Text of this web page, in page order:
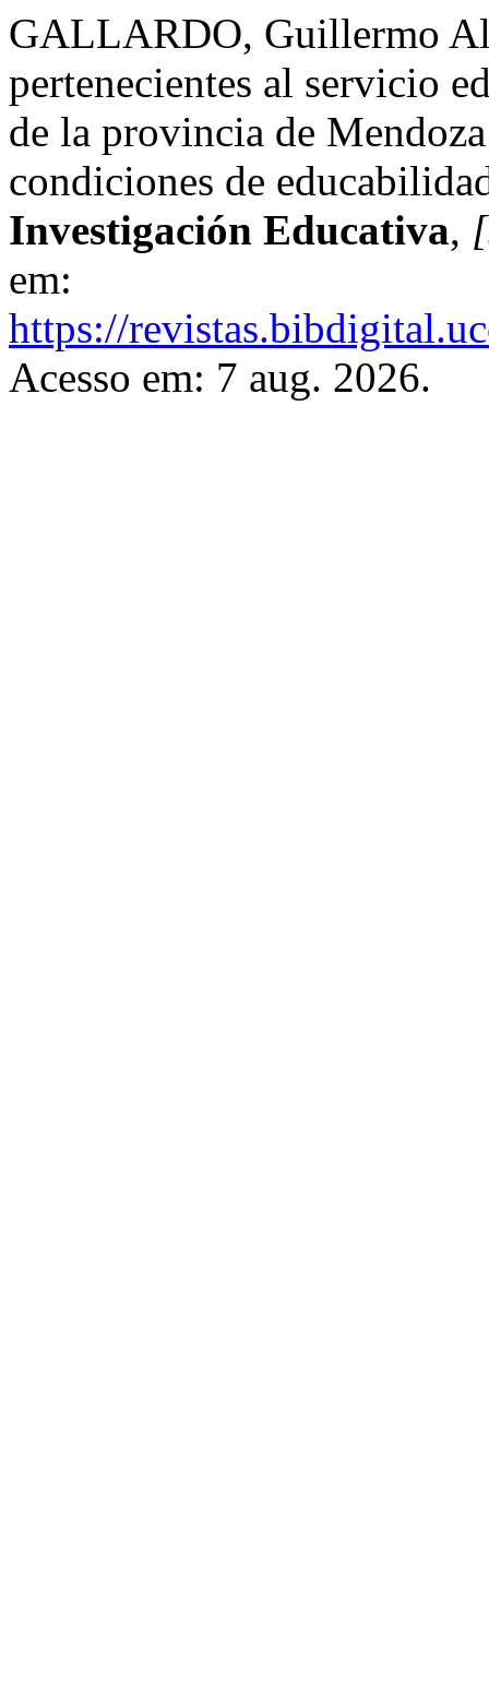
GALLARDO, Guillermo
pertenecientes al servicio
de la provincia de
condiciones de
Investigación Educativa,
em:
https://
Acesso em: 7 aug. 2026.